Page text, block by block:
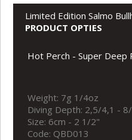
Limited Edition Salmo
PRODUCT OPTIES
Hot Perch - Super Deep
Weight: 7g 1/4oz
Diving Depth: 2,5/4,1 -
Size: 6cm - 2 1/2"
Code: QBD013